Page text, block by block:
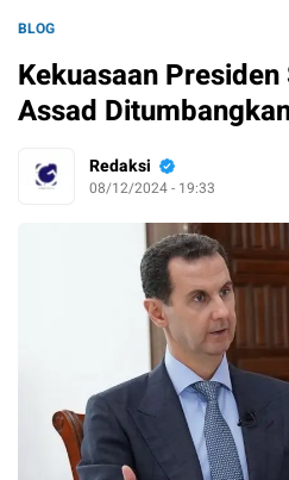
BLOG
Kekuasaan
Assad
Redaksi
08/12/2024 - 19:33